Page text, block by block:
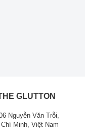
GLUTTON
Nguyễn Văn Trỗi,
Minh, Việt Nam